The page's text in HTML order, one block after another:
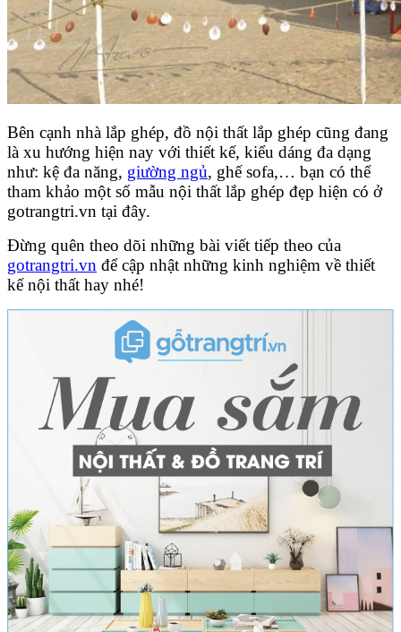
Bên cạnh nhà lắp ghép, đồ nội thất lắp ghép cũng đang
là xu hướng hiện nay với thiết kế, kiểu dáng đa dạng
như: kệ đa năng, giường ngủ, ghế sofa,… bạn có thể
tham khảo một số mẫu nội thất lắp ghép đẹp hiện có ở
gotrangtri.vn tại đây.
Đừng quên theo dõi những bài viết tiếp theo của
gotrangtri.vn để cập nhật những kinh nghiệm về thiết
kế nội thất hay nhé!